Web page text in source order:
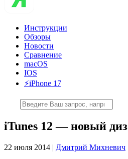
Инструкции
Обзоры
Новости
Сравнение
macOS
IOS
⚡️iPhone 17
iTunes 12 — новый
22 июля 2014 | Дмитрий Михневич